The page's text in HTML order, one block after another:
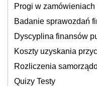
Progi w
Badanie sprawozdań
Dyscyplina finansów
Koszty uzyskania
Rozliczenia
Quizy Testy